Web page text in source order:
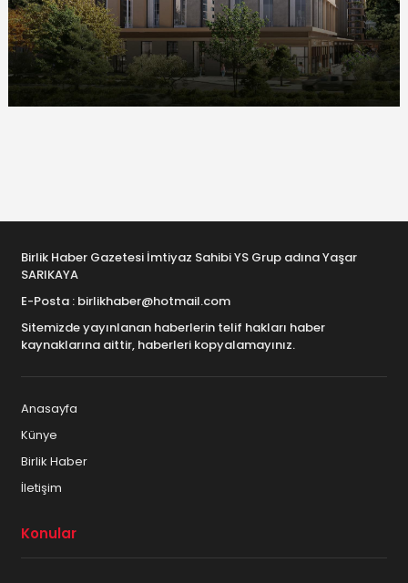
Birlik Haber Gazetesi İmtiyaz Sahibi YS Grup adına Yaşar
SARIKAYA
E-Posta : birlikhaber@hotmail.com
Sitemizde yayınlanan haberlerin telif hakları haber
kaynaklarına aittir, haberleri kopyalamayınız.
Anasayfa
Künye
Birlik Haber
İletişim
Konular